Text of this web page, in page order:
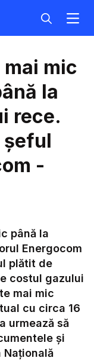
mic
la
rece.
șeful
-
până la
Energocom
plătit de
costul gazului
mai mic
cu circa 16
urmează să
și